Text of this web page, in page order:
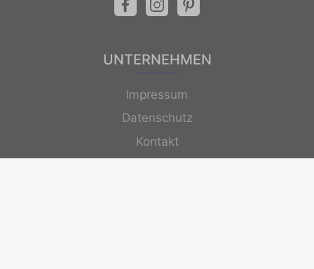
UNTERNEHMEN
Impressum
Datenschutz
Kontakt